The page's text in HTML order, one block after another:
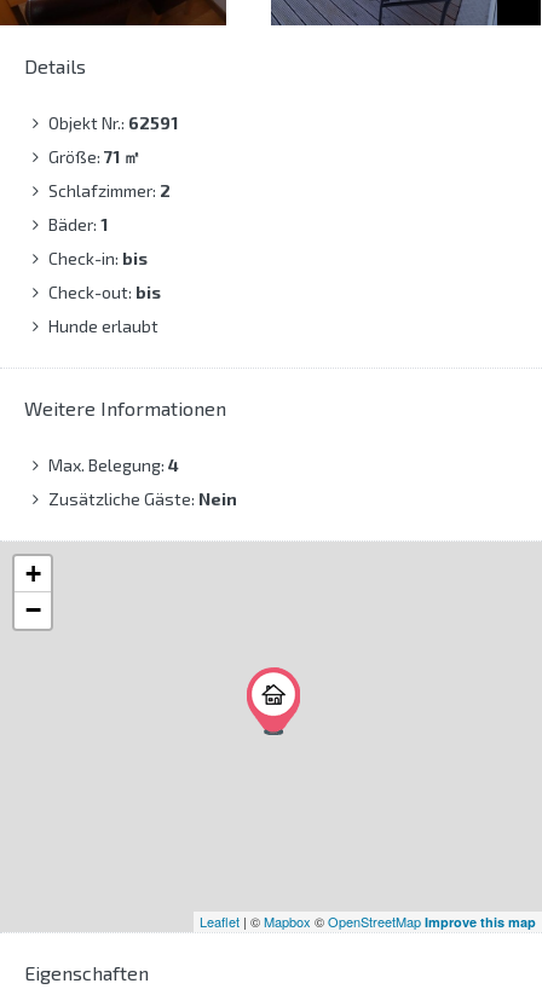
Details
Objekt Nr.: 62591
Größe: 71 ㎡
Schlafzimmer: 2
Bäder: 1
Check-in: bis
Check-out: bis
Hunde erlaubt
Weitere Informationen
Max. Belegung: 4
Zusätzliche Gäste: Nein
+
−
Leaflet | ©Mapbox ©OpenStreetMap Improve this map
Eigenschaften